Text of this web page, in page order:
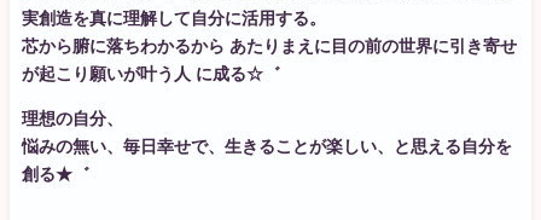
実創造を真に理解して自分に活用する。
芯から腑に落ちわかるから あたりまえに目の前の世界に引き寄せ
が起こり願いが叶う人 に成る☆゛
理想の自分、
悩みの無い、毎日幸せで、生きることが楽しい、と思える自分を
創る★゛